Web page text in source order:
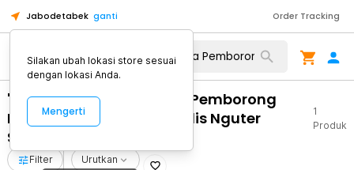
Jabodetabek ganti Order Tracking
"WA 0812 2782 5310 Jasa Pemborong
Pintu Kaca Geser Minimalis Nguter
Sukoharjo"
1
Produk
Filter Urutkan
Silakan ubah lokasi store sesuai
dengan lokasi Anda.
Mengerti